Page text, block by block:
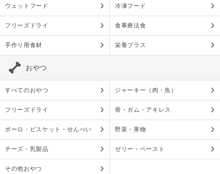
ウェットフード 冷凍フード
フリーズドライ 食事療法食
手作り用食材 栄養プラス
おやつ
すべてのおやつ ジャーキー（肉・魚）
フリーズドライ 骨・ガム・アキレス
ボーロ・ビスケット・せんべい 野菜・果物
チーズ・乳製品 ゼリー・ペースト
その他おやつ